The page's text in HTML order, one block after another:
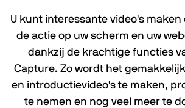
U kunt interessante video's
de actie op uw scherm en uw
dankzij de krachtige functies
Capture. Zo wordt het
en introductievideo's te maken,
te nemen en nog veel meer te